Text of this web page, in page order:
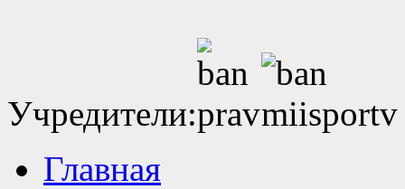
Учредители:
Главная